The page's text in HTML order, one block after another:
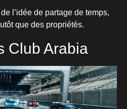
l’idée de partage de temps,
que des propriétés.
Club Arabia